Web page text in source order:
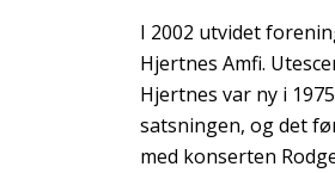
I 2002 utvidet
Hjertnes Amfi.
Hjertnes var ny i
satsningen, og det
med konserten